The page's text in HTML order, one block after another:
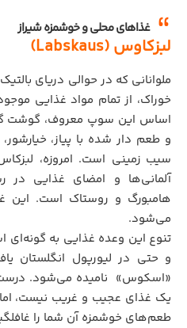
غذاهای محلی و خوشمزه شیراز
لبزکاوس (Labskaus)
ملوانانی که در حوالی دریای
خوراک، از تمام مواد غذایی
اساس این سوپ معروف، گوشت
و طعم دار شده با پیاز،
سیب زمینی است. امروزه،
آلمانی‌ها و امضای غذایی در
هامبورگ و روستاک است. این
می‌شود.
تنوع این وعده غذایی به
و حتی در لیورپول انگلستان
«اسکوس» نامیده می‌شود.
یک غذای عجیب و غریب نیست،
طعم‌های خوشمزه آن شما را